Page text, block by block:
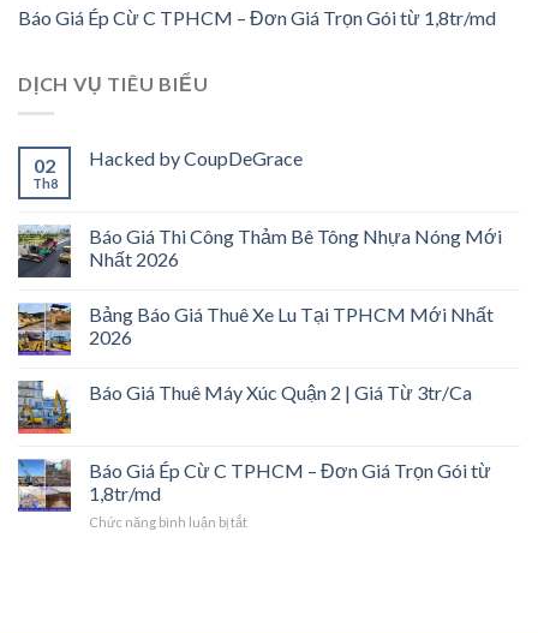
Báo Giá Ép Cừ C TPHCM – Đơn Giá Trọn Gói từ 1,8tr/md
DỊCH VỤ TIÊU BIỂU
02
Th8
Hacked by CoupDeGrace
Báo Giá Thi Công Thảm Bê Tông Nhựa Nóng Mới
Nhất 2026
Bảng Báo Giá Thuê Xe Lu Tại TPHCM Mới Nhất
2026
Báo Giá Thuê Máy Xúc Quận 2 | Giá Từ 3tr/Ca
Báo Giá Ép Cừ C TPHCM – Đơn Giá Trọn Gói từ
1,8tr/md
Chức năng bình luận bị tắtở